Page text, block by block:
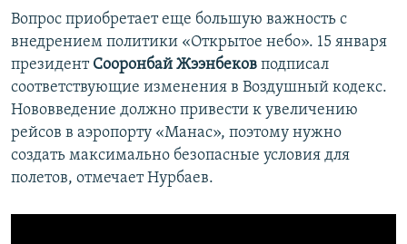
Вопрос приобретает еще большую важность с
внедрением политики «Открытое небо». 15 января
президент Сооронбай Жээнбеков подписал
соответствующие изменения в Воздушный кодекс.
Нововведение должно привести к увеличению
рейсов в аэропорту «Манас», поэтому нужно
создать максимально безопасные условия для
полетов, отмечает Нурбаев.